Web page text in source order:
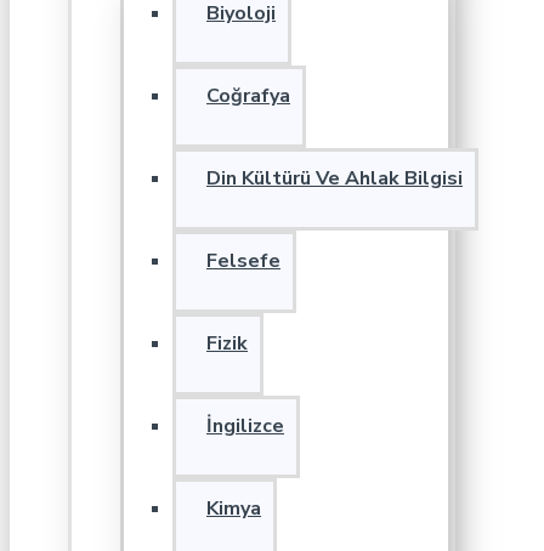
Biyoloji
Coğrafya
Din Kültürü Ve Ahlak Bilgisi
Felsefe
Fizik
İngilizce
Kimya